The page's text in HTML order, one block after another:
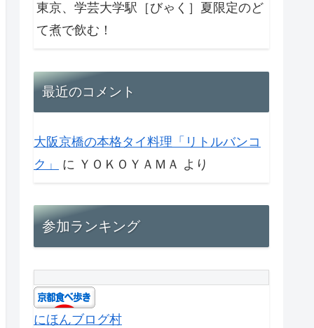
東京、学芸大学駅［びゃく］夏限定のど
て煮で飲む！
最近のコメント
大阪京橋の本格タイ料理「リトルバンコ
ク」
に ＹＯＫＯＹＡＭＡ より
参加ランキング
にほんブログ村